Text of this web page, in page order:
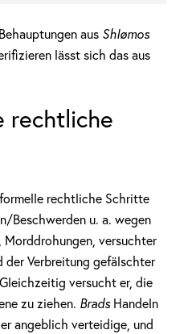
aus Shlømos
lässt sich das aus
rechtliche
formelle rechtliche Schritte
Beschwerden u. a. wegen
Morddrohungen, versuchter
der Verbreitung gefälschter
versucht er, die
zu ziehen. Brads Handeln
angeblich verteidige, und